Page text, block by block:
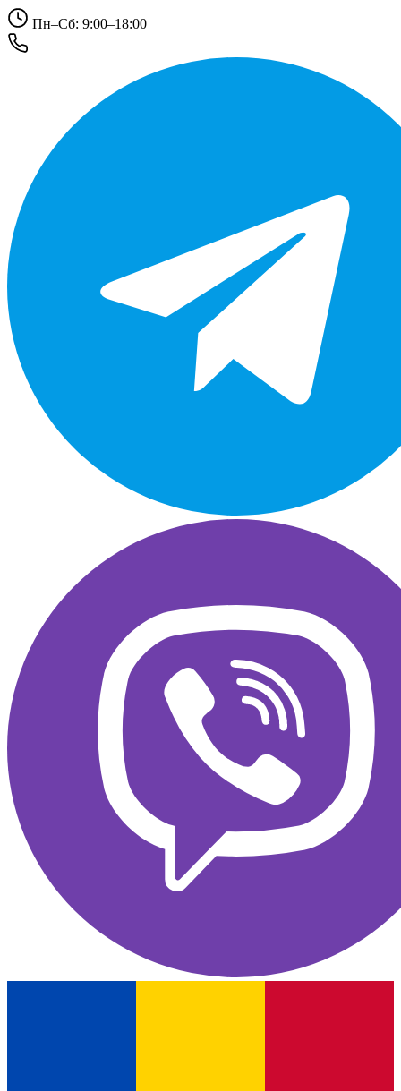
Пн–Сб: 9:00–18:00